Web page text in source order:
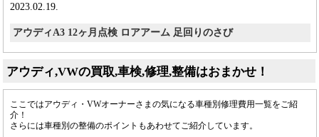
2023.02.19.
アウディA3 12ヶ月点検 ロアアーム 足回りのさび
アウディ,VWの買取,車検,修理,整備はおまかせ！
ここではアウディ・VWオーナーさまの気になる車種別修理費用一覧をご紹
介！
さらには車種別の整備のポイントもあわせてご紹介しています。